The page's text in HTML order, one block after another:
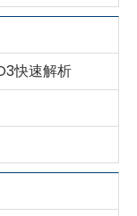
快速解析